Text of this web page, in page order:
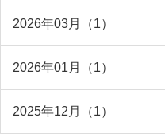
2026年03月（1）
2026年01月（1）
2025年12月（1）